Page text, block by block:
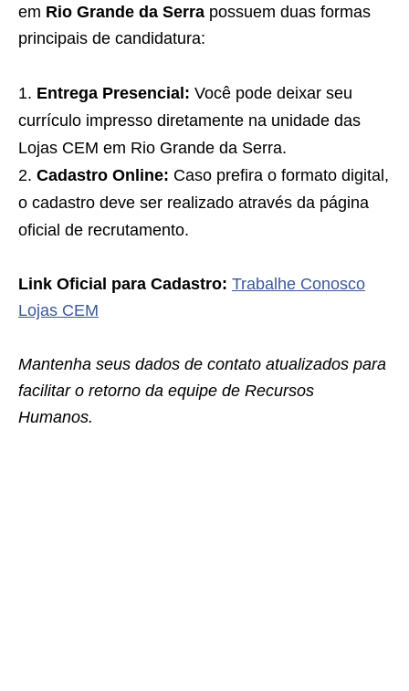
em Rio Grande da Serra possuem duas formas
principais de candidatura:
Entrega Presencial: Você pode deixar seu
currículo impresso diretamente na unidade das
Lojas CEM em Rio Grande da Serra.
Cadastro Online: Caso prefira o formato digital,
o cadastro deve ser realizado através da página
oficial de recrutamento.
Link Oficial para Cadastro: Trabalhe Conosco
Lojas CEM
Mantenha seus dados de contato atualizados para
facilitar o retorno da equipe de Recursos
Humanos.